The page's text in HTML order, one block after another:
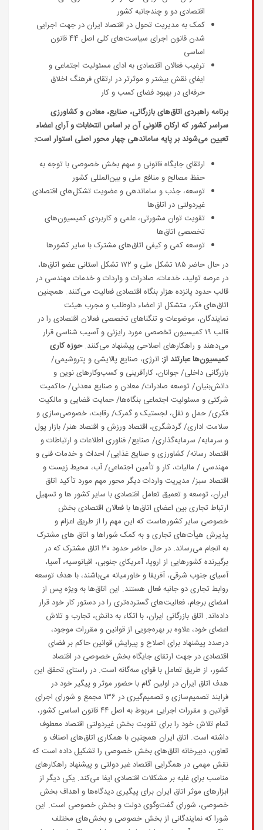
اقتصادی دو و چندجانبه کشور
کمک به مدیریت تحول در اقتصاد ایران در جهت اجرایی
شدن قانون اجرای سیاست‌های کلی اصل 44 قانون
اساسی
ترغیب فعالان اقتصادی به ادای مسئولیت اجتماعی و
ایفای نقش بیشتر و موثرتر در ارتقای فرهنگ اخلاق
حرفه‌ای در بهبود فضای کسب و کار
برنامه راهبردی اتاق‌های بازرگانی، صنایع، معادن و کشاورزی
سراسر کشور که ارکان قانونی آن بر اساس انتخابات و آرای اعضاء
تعیین می‌شوند بر پایه ساماندهی چهار محور اصلی استوار است:
ارتقای جایگاه قانونی و سهم بخش خصوصی با توجه به
حفظ مصالح و منافع ملی و بین‌ا‌لمللی کشور
توسعه، جذب و ساماندهی و عضویت تشکل‌های اقتصادی
غیردولتی در اتاق‌ها
تقویت توان مشورتی، علمی و کاربردی کمیسیون‌های
تخصصی اتاق‌ها
توسعه کمی و کیفی اتاق‌های مشترک با سایر کشورها
در حال حاضر ۱۸۵ تشکل ملی و ۱۷۲ تشکل استانی عضو اتاق‌ها،
در عرصه تولید، خدمات، صادرات و واردات و خدمات مهندسی در
قالب حدود پانزده هزار بنگاه اقتصادی فعالیت می‌کنند. همچنین
اتاق‌های فکر، متشکل از اعضاء داوطلب و مجرب هیئت
نمایندگان، موضوعات و تنگناهای تخصصی فعالان اقتصادی را در
قالب ۱۹ کمیسیون تخصصی مورد رایزنی و آسیب شنا‌‌سی قرار
می‌دهند و راهکارهای اصلاحی پیشنهاد می‌کنند.حوزه‌ کاری
کمیسیون‌ها عبارتند از: انرژی، صنایع پالایشی و پتروشیمی/
بازرگانی داخلی/ جوانان، کارآفرینی و کسب‌وکارهای نوین و
دانش‌بنیان/ توسعه صادرات/ معادن و صنایع معدنی/ حاکمیت
شرکتی و مسئولیت اجتماعی بنگاه‌ها/ حمایت‌ قضایی و مالکیت
فکری/ حمل و نقل، لجستیک و گمرک/ رقابت، خصوصی‌سازی و
سلامت اداری/ گردشگری، اقتصاد ورزش و اقتصاد هنر/ بازار پول
و سرمایه/ سرمایه‌گذاری/ صنایع/ فناوری اطلاعات و ارتباطات و
اقتصاد رسانه/ کشاورزی و صنایع غذایی/ احداث و خدمات فنی و
مهندسی / مالیات، کار و تأمین اجتماعی/ آب، محیط زیست و
اقتصاد سبز/ مدیریت واردات دیگر محور مهم مورد تأکید اتاق
ایران، توسعه و تعمیق تعامل اقتصادی با سایر کشور ها و تسهیل
ارتباط تجاری بین اعضای اتاق‌ها با فعالان اقتصادی بخش
خصوصی سایر کشورهاست که این مهم را از طریق اعزام و
پذیرش هیأت‌های تجاری و به کمک شوراها و اتاق های مشترک
به انجام می‌رساند. در حال حاضر حدود ۳۰ اتاق مشترک که در
برگیرنده کشورهایی از اروپا، آمریکای جنوبی، اقیانوسیه، آسیا،
آسیای جنوب شرقی، آفریقا و خاورمیانه می‌باشند، با هدف توسعه
روابط تجاری دو جانبه فعال هستند. این اتاق‌ها به ویژه پس از
امضای برجام، فعالیت‌های گسترده‌تری را در دستور کار خود قرار
داده‌اند. اتاق بازرگانی ایران، با اتکاء به دانش، تجارب و تلاش
اعضای خود، علاوه بر بهره‌جویی از قوانین و مقررات موجود،
درصدد پیشنهاد برای اصلاح و پیرایش قوانین حاکم بر فضای
اقتصادی در جهت ارتقای جایگاه بخش خصوصی در اقتصاد
کشور، از طریق تعامل با قوای سه‌گانه است. در راستای تحقق این
هدف اتاق ایران در اولین گام با حضور موثر و پیگیر خود در
فرایند تصمیم‌سازی و تصمیم‌گیری در ۱۳۶ مجمع و شورای اجرای
قوانین و مقررات اجرایی مربوط به اصل ۴۴ قانون اساسی کشور،
تمام تلاش خود را برای تقویت بخش غیردولتی اقتصاد معطوف
داشته است. اتاق ایران همچنین با همکاری اتاق‌های اصناف و
تعاون، دبیرخانه اتاق‌های بخش خصوصی را تشکیل داده است که
نقش مهمی در همگرایی اقتصاد غیر دولتی و پیشنهاد راهکارهای
مناسب برای غلبه بر مشکلات اقتصادی ایفا می‌کند. یکی دیگر از
ابزارهای موثر اتاق ایران برای پیگیری دیدگاه‌ها و اهداف بخش
خصوصی، شورای گفت‌وگوی دولت و بخش خصوصی است. این
شورا که نمایندگانی از بخش خصوصی و بخش‌های مختلف